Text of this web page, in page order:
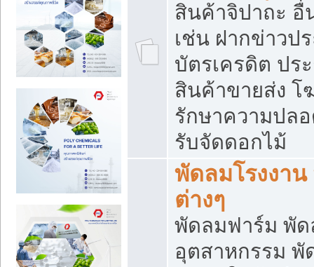
สินค้าจิปาถะ อื่
เช่น ฝากข่าวป
บัตรเครดิต ปร
สินค้าขายส่ง
รักษาความปล
รับจัดดอกไม้
พัดลมโรงงา
ต่างๆ
พัดลมฟาร์ม พัด
อุตสาหกรรม